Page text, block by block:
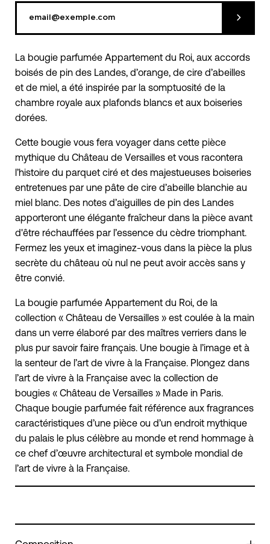
La bougie parfumée Appartement du Roi, aux accords
boisés de pin des Landes, d’orange, de cire d’abeilles
et de miel, a été inspirée par la somptuosité de la
chambre royale aux plafonds blancs et aux boiseries
dorées.
Cette bougie vous fera voyager dans cette pièce
mythique du Château de Versailles et vous racontera
l’histoire du parquet ciré et des majestueuses boiseries
entretenues par une pâte de cire d’abeille blanchie au
miel blanc. Des notes d’aiguilles de pin des Landes
apporteront une élégante fraîcheur dans la pièce avant
d'être réchauffées par l’essence du cèdre triomphant.
Fermez les yeux et imaginez-vous dans la pièce la plus
secrète du château où nul ne peut avoir accès sans y
être convié.
La bougie parfumée Appartement du Roi, de la
collection « Château de Versailles » est coulée à la main
dans un verre élaboré par des maîtres verriers dans le
plus pur savoir faire français. Une bougie à l’image et à
la senteur de l’art de vivre à la Française. Plongez dans
l’art de vivre à la Française avec la collection de
bougies « Château de Versailles » Made in Paris.
Chaque bougie parfumée fait référence aux fragrances
caractéristiques d’une pièce ou d’un endroit mythique
du palais le plus célèbre au monde et rend hommage à
ce chef d’œuvre architectural et symbole mondial de
l’art de vivre à la Française.